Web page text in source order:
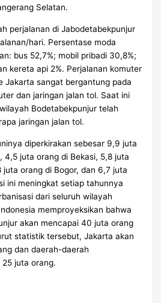
Selatan.
perjalanan di Jabodetabekpunjur
hari. Persentase moda
bus 52,7%; mobil pribadi 30,8%;
kereta api 2%. Perjalanan komuter
Jakarta sangat bergantung pada
dan jaringan jalan tol. Saat ini
Bodetabekpunjur telah
jaringan jalan tol.
diperkirakan sebesar 9,9 juta
4,5 juta orang di Bekasi, 5,8 juta
juta orang di Bogor, dan 6,7 juta
ini meningkat setiap tahunnya
dari seluruh wilayah
memproyeksikan bahwa
akan mencapai 40 juta orang
statistik tersebut, Jakarta akan
dan daerah-daerah
juta orang.